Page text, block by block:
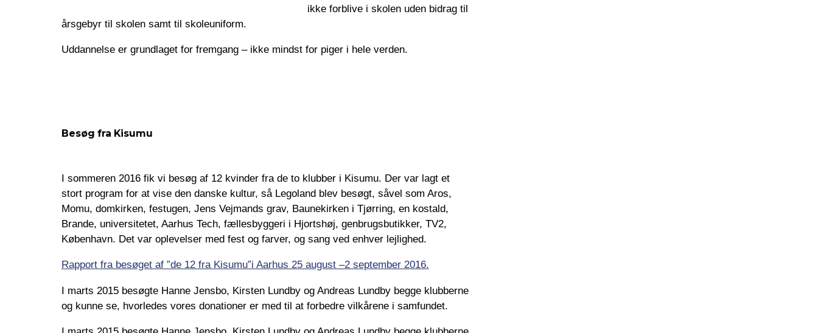
ikke forblive i skolen uden bidrag til
årsgebyr til skolen samt til skoleuniform.
Uddannelse er grundlaget for fremgang – ikke mindst for piger i hele verden.
Besøg fra Kisumu
I sommeren 2016 fik vi besøg af 12 kvinder fra de to klubber i Kisumu. Der var lagt et
stort program for at vise den danske kultur, så Legoland blev besøgt, såvel som Aros,
Momu, domkirken, festugen, Jens Vejmands grav, Baunekirken i Tjørring, en kostald,
Brande, universitetet, Aarhus Tech, fællesbyggeri i Hjortshøj, genbrugsbutikker, TV2,
København. Det var oplevelser med fest og farver, og sang ved enhver lejlighed.
Rapport fra besøget af ”de 12 fra Kisumu”i Aarhus 25 august –2 september 2016.
I marts 2015 besøgte Hanne Jensbo, Kirsten Lundby og Andreas Lundby begge klubberne
og kunne se, hvorledes vores donationer er med til at forbedre vilkårene i samfundet.